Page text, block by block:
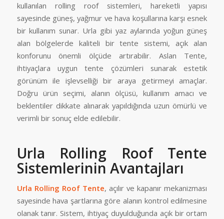
kullanılan rolling roof sistemleri, hareketli yapısı
sayesinde güneş, yağmur ve hava koşullarına karşı esnek
bir kullanım sunar. Urla gibi yaz aylarında yoğun güneş
alan bölgelerde kaliteli bir tente sistemi, açık alan
konforunu önemli ölçüde artırabilir. Aslan Tente,
ihtiyaçlara uygun tente çözümleri sunarak estetik
görünüm ile işlevselliği bir araya getirmeyi amaçlar.
Doğru ürün seçimi, alanın ölçüsü, kullanım amacı ve
beklentiler dikkate alınarak yapıldığında uzun ömürlü ve
verimli bir sonuç elde edilebilir.
Urla Rolling Roof Tente
Sistemlerinin Avantajları
Urla Rolling Roof Tente, açılır ve kapanır mekanizması
sayesinde hava şartlarına göre alanın kontrol edilmesine
olanak tanır. Sistem, ihtiyaç duyulduğunda açık bir ortam